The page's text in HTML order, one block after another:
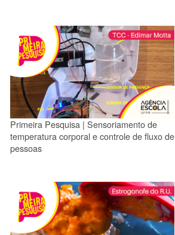
Primeira Pesquisa | Sensoriamento de
temperatura corporal e controle de fluxo de
pessoas